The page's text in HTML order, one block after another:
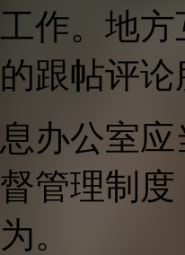
作。地
跟帖评
办公室
管理制
。